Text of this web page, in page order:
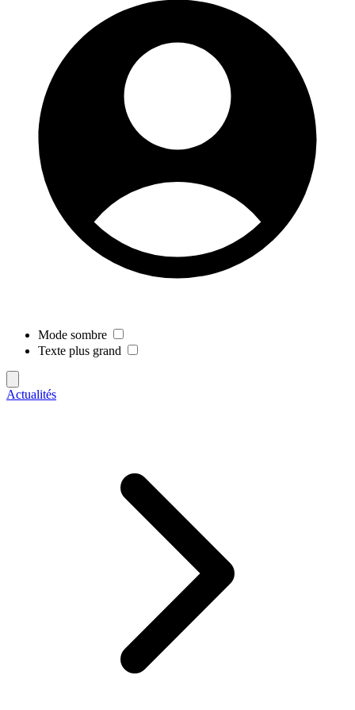
Mode sombre
Texte plus grand
Actualités